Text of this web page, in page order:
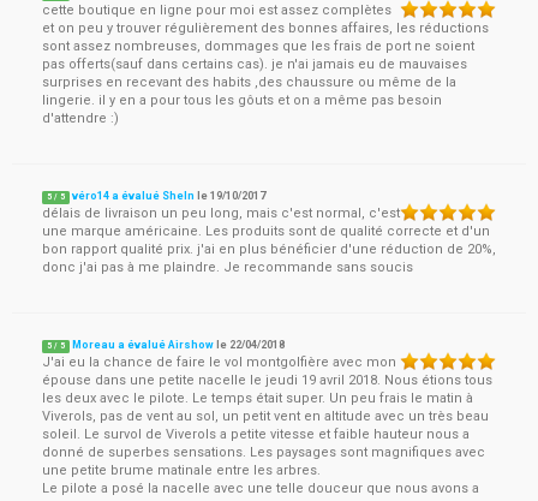
cette boutique en ligne pour moi est assez complètes
et on peu y trouver régulièrement des bonnes affaires, les réductions
sont assez nombreuses, dommages que les frais de port ne soient
pas offerts(sauf dans certains cas). je n'ai jamais eu de mauvaises
surprises en recevant des habits ,des chaussure ou même de la
lingerie. il y en a pour tous les gôuts et on a même pas besoin
d'attendre :)
5 / 5 véro14 a évalué SheIn le19/10/2017
délais de livraison un peu long, mais c'est normal, c'est
une marque américaine. Les produits sont de qualité correcte et d'un
bon rapport qualité prix. j'ai en plus bénéficier d'une réduction de 20%,
donc j'ai pas à me plaindre. Je recommande sans soucis
5 / 5 Moreau a évalué Airshow le 22/04/2018
J'ai eu la chance de faire le vol montgolfière avec mon
épouse dans une petite nacelle le jeudi 19 avril 2018. Nous étions tous
les deux avec le pilote. Le temps était super. Un peu frais le matin à
Viverols, pas de vent au sol, un petit vent en altitude avec un très beau
soleil. Le survol de Viverols a petite vitesse et faible hauteur nous a
donné de superbes sensations. Les paysages sont magnifiques avec
une petite brume matinale entre les arbres.
Le pilote a posé la nacelle avec une telle douceur que nous avons a